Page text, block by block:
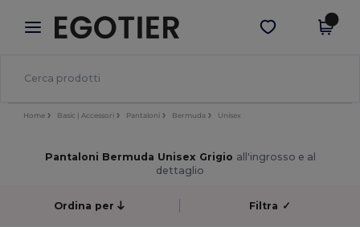
× App Egotier
Prezzi migliori sull'app!
Scarica app
Home Basic | Accessori Pantaloni Bermuda Unisex
Pantaloni Bermuda Unisex Grigio all'ingrosso e al
dettaglio
Ordina per Filtra ✓